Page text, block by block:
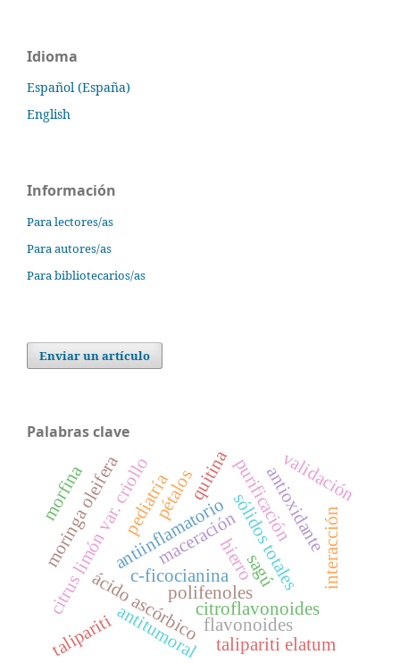
Idioma
Español (España)
English
Información
Para lectores/as
Para autores/as
Para bibliotecarios/as
Enviar un artículo
Palabras clave
citroflavonoides
ácido ascórbico
citrus limón var. criollomaceraciónsólidos totales
c-ficocianina
purificaciónantioxidante
antiinflamatorio
antitumoral
moringa oleifera
polifenoles
flavonoides
interacción
talipariti elatum
validación
hierro
quitina
pediatría
talipariti
pétalos
sagú
morfina